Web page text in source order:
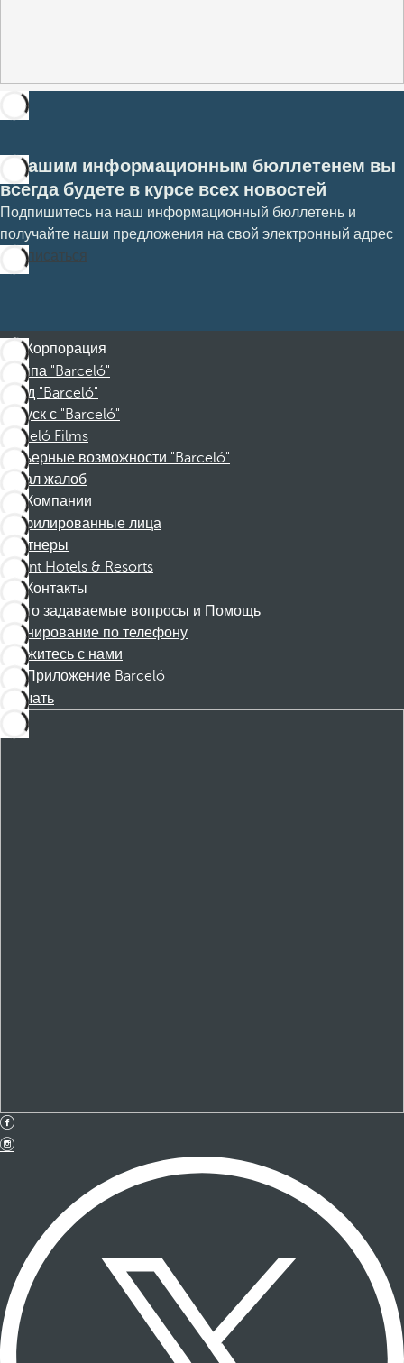
С нашим информационным бюллетенем вы
всегда будете в курсе всех новостей
Подпишитесь на наш информационный бюллетень и
получайте наши предложения на свой электронный адрес
Подписаться
Корпорация
Группа "Barceló"
Фонд "Barceló"
Отпуск с "Barceló"
Barceló Films
Карьерные возможности "Barceló"
Канал жалоб
Компании
Аффилированные лица
Партнеры
Dorint Hotels & Resorts
Контакты
Часто задаваемые вопросы и Помощь
Бронирование по телефону
Свяжитесь с нами
Приложение Barceló
Скачать